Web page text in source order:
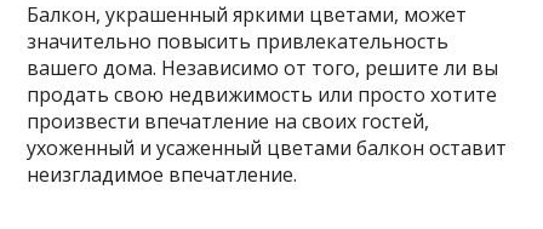
Балкон, украшенный яркими цветами, может
значительно повысить привлекательность
вашего дома. Независимо от того, решите ли вы
продать свою недвижимость или просто хотите
произвести впечатление на своих гостей,
ухоженный и усаженный цветами балкон оставит
неизгладимое впечатление.